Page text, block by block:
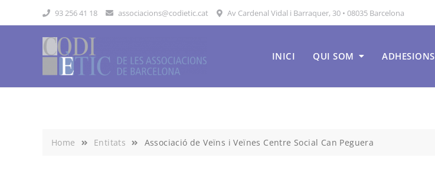
93 256 41 18 associacions@codietic.cat Av Cardenal Vidal i Barraquer, 30 • 08035 Barcelona
INICI QUI SOM ADHESIONS
Home Entitats Associació de Veïns i Veïnes Centre Social Can Peguera